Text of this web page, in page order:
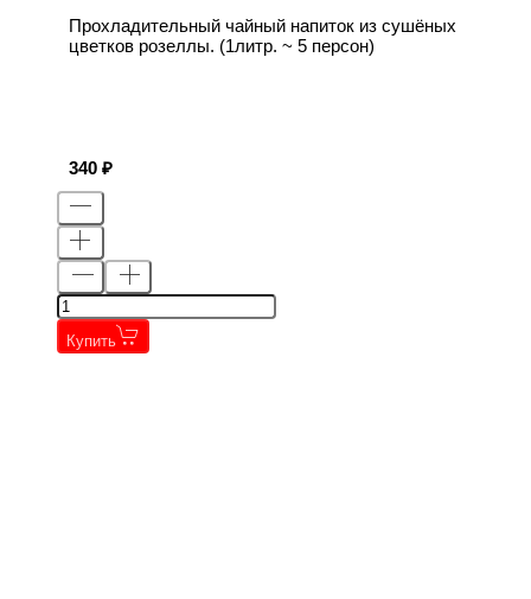
Прохладительный чайный напиток из сушёных
цветков розеллы. (1литр. ~ 5 персон)
340
Купить